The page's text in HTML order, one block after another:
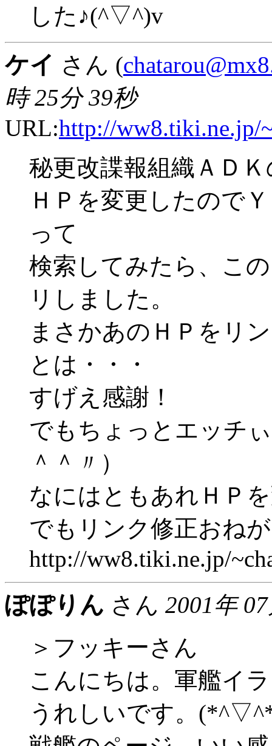
した♪(^▽^)v
ケイ さん (
時 25分 39秒
URL:http://ww8.tiki.ne.jp/
秘更改諜報組織ＡＤ
ＨＰを変更したので
って
検索してみたら、こ
リしました。
まさかあのＨＰをリ
とは・・・
すげえ感謝！
でもちょっとエッチ
＾＾〃）
なにはともあれＨＰ
でもリンク修正おね
http://ww8.tiki.ne.jp/
ぽぽりん さん 2001年
＞フッキーさん
こんにちは。軍艦イ
うれしいです。